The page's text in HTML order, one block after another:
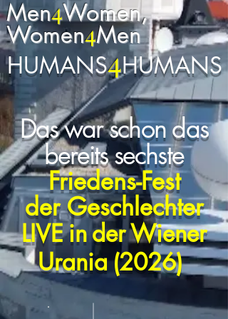
Men4Women,
Women4Men
HUMANS4HUMANS
Daswarschondas
bereitssechste
Friedens-Fest
derGeschlechter
LIVEinderWiener
Urania(2026)